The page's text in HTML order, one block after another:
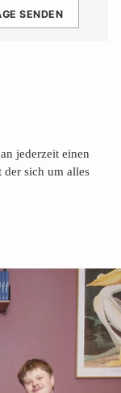
SENDEN
jederzeit einen
der sich um alles